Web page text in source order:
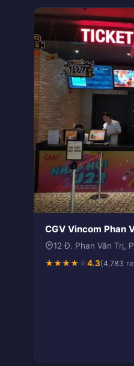
CGV Vincom Phan
12 Đ. Phan Văn Trị,
★★★★★4.3(4,783